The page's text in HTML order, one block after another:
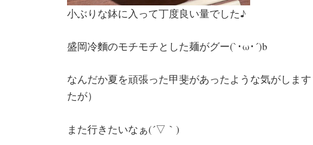
小ぶりな鉢に入って丁度良い量でした♪
盛岡冷麵のモチモチとした麺がグー(`･ω･´)b
なんだか夏を頑張った甲斐があったような気がしま
たが）
また行きたいなぁ(´▽｀)